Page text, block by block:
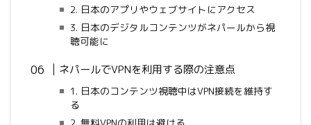
2. 日本のアプリやウェブサイトにアクセス
3. 日本のデジタルコンテンツがネパールから視
聴可能に
ネパールでVPNを利用する際の注意点
1. 日本のコンテンツ視聴中はVPN接続を維持す
る
2. 無料VPNの利用は避ける